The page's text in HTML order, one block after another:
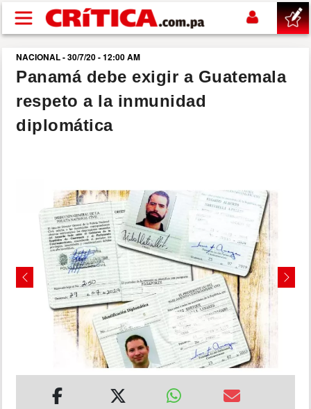
Pasar al contenido principal
buscar
SUCESOS
DEPORTES
MULTIMEDIA
NACIONAL - 30/7/20 - 12:00 AM
Panamá debe exigir a Guatemala
respeto a la inmunidad
diplomática
Previous Next